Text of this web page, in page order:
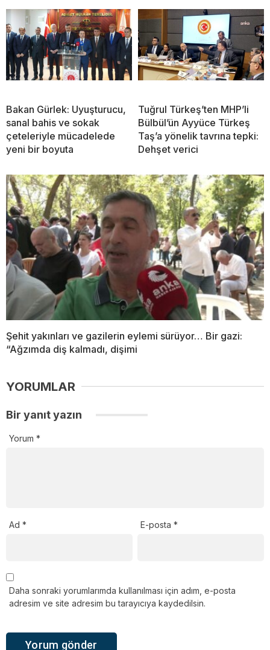
Bakan Gürlek: Uyuşturucu,
sanal bahis ve sokak
çeteleriyle mücadelede
yeni bir boyuta
Tuğrul Türkeş’ten MHP’li
Bülbül’ün Ayyüce Türkeş
Taş’a yönelik tavrına tepki:
Dehşet verici
Şehit yakınları ve gazilerin eylemi sürüyor… Bir gazi:
“Ağzımda diş kalmadı, dişimi
YORUMLAR
Bir yanıt yazın
Yorum *
Ad * E-posta*
Daha sonraki yorumlarımda kullanılması için adım, e-posta
adresim ve site adresim bu tarayıcıya kaydedilsin.